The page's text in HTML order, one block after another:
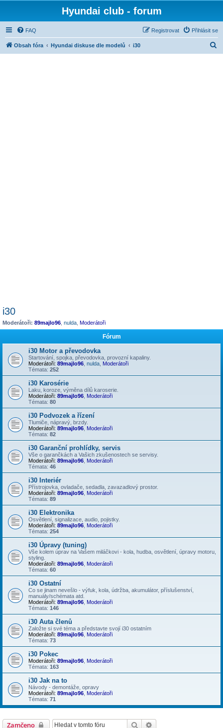
Hyundai club - forum
FAQ Přihlásit se
Registrovat
Obsah fóra Hyundai diskuse dle modelů i30
i30
Moderátoři: 89majlo96 nulda Moderátoři
Fórum
i30 Motor a převodovka
Startování, spojka, převodovka, provozní kapaliny.
Moderátoři: 89majlo96 nulda Moderátoři
Témata: 252
i30 Karosérie
Laku, koroze, výměna dílů karoserie.
Moderátoři: 89majlo96 Moderátoři
Témata: 80
i30 Podvozek a řízení
Tlumiče, nápravý, brzdy.
Moderátoři: 89majlo96 Moderátoři
Témata: 82
i30 Garanční prohlídky, servis
Vše o garančkách a Vašich zkušenostech se servisy.
Moderátoři: 89majlo96 Moderátoři
Témata: 46
i30 Interiér
Přístrojovka, ovladače, sedadla, zavazadlový prostor.
Moderátoři: 89majlo96 Moderátoři
Témata: 89
i30 Elektronika
Osvětlení, signalizace, audio, pojistky.
Moderátoři: 89majlo96 Moderátoři
Témata: 254
i30 Úpravy (tuning)
Vše kolem úprav na Vašem miláčkovi - kola, hudba, osvětlení, úpravy motoru,
styling.
Moderátoři: 89majlo96 Moderátoři
Témata: 60
i30 Ostatní
Co se jinam nevešlo - výfuk, kola, údržba, akumulátor, příslušenství,
manuály/schémata atd.
Moderátoři: 89majlo96 Moderátoři
Témata: 146
i30 Auta členů
Založte si své téma a představte svojí i30 ostatním
Moderátoři: 89majlo96 Moderátoři
Témata: 73
i30 Pokec
Moderátoři: 89majlo96 Moderátoři
Témata: 163
i30 Jak na to
Návody - demontáže, opravy
Moderátoři: 89majlo96 Moderátoři
Témata: 71
Zamčeno Hledat